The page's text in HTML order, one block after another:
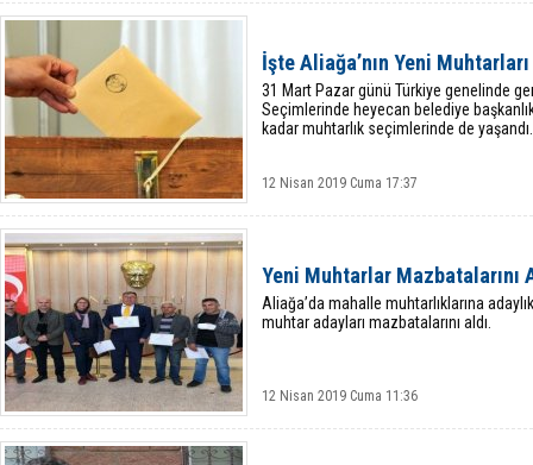
İşte Aliağa’nın Yeni Muhtarları
31 Mart Pazar günü Türkiye genelinde
Seçimlerinde heyecan belediye
kadar muhtarlık seçimlerinde de yaşandı.
12 Nisan 2019 Cuma 17:37
Yeni Muhtarlar Mazbatalarını
Aliağa’da mahalle muhtarlıklarına
muhtar adayları mazbatalarını aldı.
12 Nisan 2019 Cuma 11:36